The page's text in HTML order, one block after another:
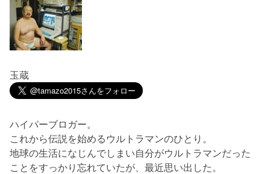
玉蔵
ハイパーブロガー。
これから伝説を始めるウルトラマンのひとり。
地球の生活になじんでしまい自分がウルトラマンだった
ことをすっかり忘れていたが、最近思い出した。